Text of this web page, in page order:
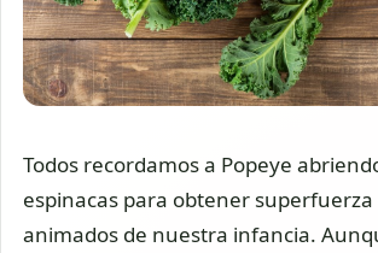
Todos recordamos a Popeye
espinacas para obtener
animados de nuestra infancia.